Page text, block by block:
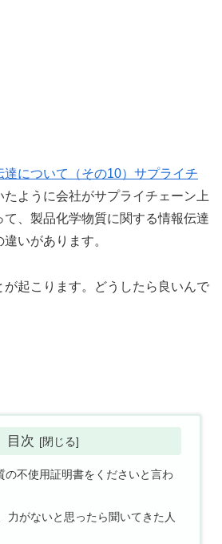
について（その10）サプライチ
たように会社がサプライチェーン上
、製品化学物質に関する情報伝達
いがあります。
起こります。どうしたら良いんで
目次
の不使用証明書をくださいと言わ
力がないと思ったら聞いてきた人